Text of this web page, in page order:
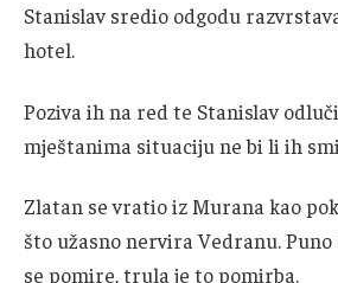
Stanislav sredio odgodu
hotel.
Poziva ih na red te Stanislav
mještanima situaciju ne bi li ih
Zlatan se vratio iz Murana kao
što užasno nervira Vedranu. Puno
se pomire, trula je to pomirba.